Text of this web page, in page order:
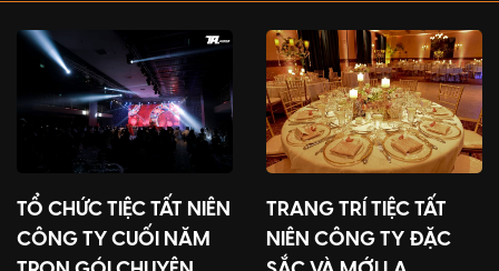
TỔ CHỨC TIỆC TẤT NIÊN
CÔNG TY CUỐI NĂM
TRANG TRÍ TIỆC TẤT
NIÊN CÔNG TY ĐẶC